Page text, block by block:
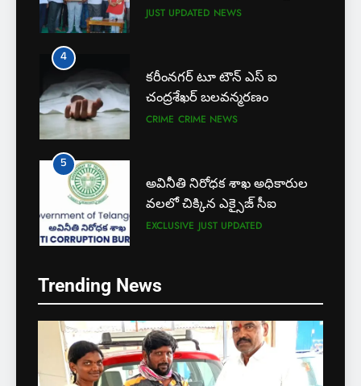
JUST UPDATED NEWS
4
కరీంనగర్ టూ టౌన్ ఎస్ ఐ
చంద్రశేఖర్ బలవన్మరణం
CRIME CRIME NEWS
5
అవినీతి నిరోధక శాఖ అధికారుల
వలలో చిక్కిన ఎక్సైజ్ సీఐ
EXCLUSIVE JUST UPDATED
లేబర్ కోడ్లను రద్దు చేయండి
NEWS
7
Trending News
5
అవినీతి నిరోధక శాఖ అధికారుల